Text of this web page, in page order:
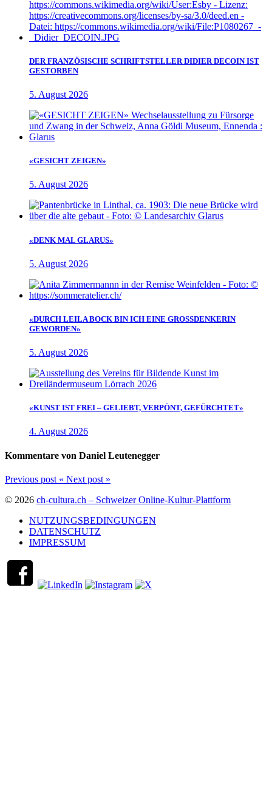
DER FRANZÖSISCHE SCHRIFTSTELLER DIDIER DECOIN IST
GESTORBEN
5. August 2026
«GESICHT ZEIGEN»
5. August 2026
«DENK MAL GLARUS»
5. August 2026
«DURCH LEILA BOCK BIN ICH EINE GROSSDENKERIN
GEWORDEN»
5. August 2026
«KUNST IST FREI – GELIEBT, VERPÖNT, GEFÜRCHTET»
4. August 2026
Kommentare von Daniel Leutenegger
Previous post « Next post »
© 2026 ch-cultura.ch – Schweizer Online-Kultur-Plattform
NUTZUNGSBEDINGUNGEN
DATENSCHUTZ
IMPRESSUM